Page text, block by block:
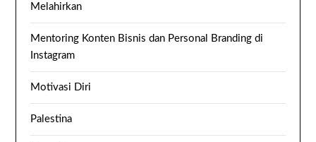
Melahirkan
Mentoring Konten Bisnis dan Personal Branding di
Instagram
Motivasi Diri
Palestina